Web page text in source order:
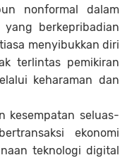
nonformal dalam
berkepribadian
menyibukkan diri
terlintas pemikiran
keharaman dan
kesempatan seluas-
ekonomi
teknologi digital